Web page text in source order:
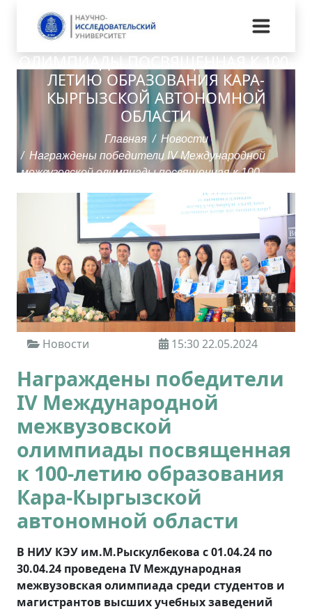
НАГРАЖДЕНЫ ПОБЕДИТЕЛИ IV
МЕЖДУНАРОДНОЙ МЕЖВУЗОВСКОЙ
ОЛИМПИАДЫ ПОСВЯЩЕННАЯ К 100-
ЛЕТИЮ ОБРАЗОВАНИЯ КАРА-
КЫРГЫЗСКОЙ АВТОНОМНОЙ
ОБЛАСТИ
Главная
Новости
Награждены победители IV Международной
межвузовской олимпиады посвященная к 100-
Новости 15:30 22.05.2024
Награждены победители
IV Международной
межвузовской
олимпиады посвященная
к 100-летию образования
Кара-Кыргызской
автономной области
В НИУ КЭУ им.М.Рыскулбекова с 01.04.24 по
30.04.24 проведена IV Международная
межвузовская олимпиада среди студентов и
магистрантов высших учебных заведений